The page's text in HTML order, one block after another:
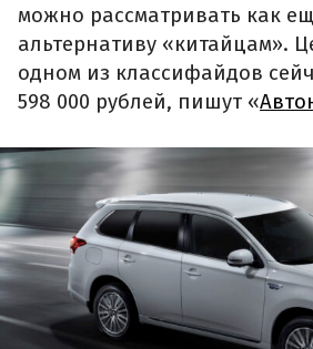
можно рассматривать как
альтернативу «китайцам».
одном из классифайдов
598 000 рублей, пишут «